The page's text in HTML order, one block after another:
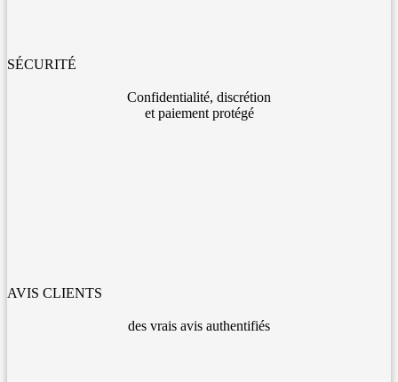
SÉCURITÉ
Confidentialité, discrétion
et paiement protégé
AVIS CLIENTS
des vrais avis authentifiés